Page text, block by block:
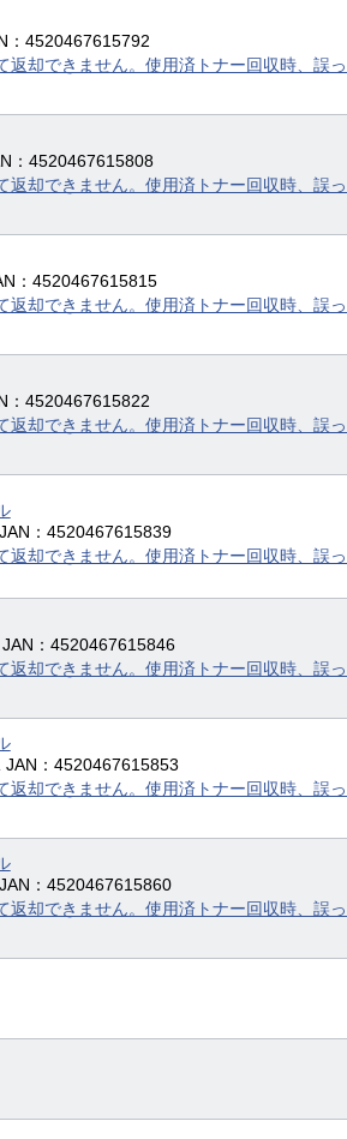
：4520467615792
却できません。使用済トナー回収時、誤
：4520467615808
却できません。使用済トナー回収時、誤
：4520467615815
却できません。使用済トナー回収時、誤
：4520467615822
却できません。使用済トナー回収時、誤
：4520467615839
却できません。使用済トナー回収時、誤
：4520467615846
却できません。使用済トナー回収時、誤
JAN：4520467615853
却できません。使用済トナー回収時、誤
：4520467615860
却できません。使用済トナー回収時、誤